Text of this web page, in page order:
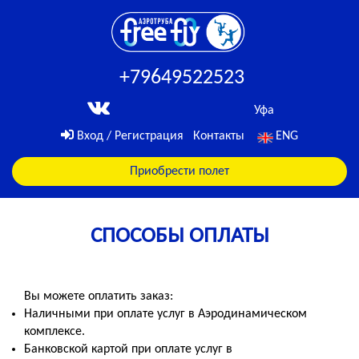
+79649522523
Уфа
Вход / Регистрация
Контакты ENG
Приобрести полет
СПОСОБЫ ОПЛАТЫ
Вы можете оплатить заказ:
Наличными при оплате услуг в Аэродинамическом
комплексе.
Банковской картой при оплате услуг в